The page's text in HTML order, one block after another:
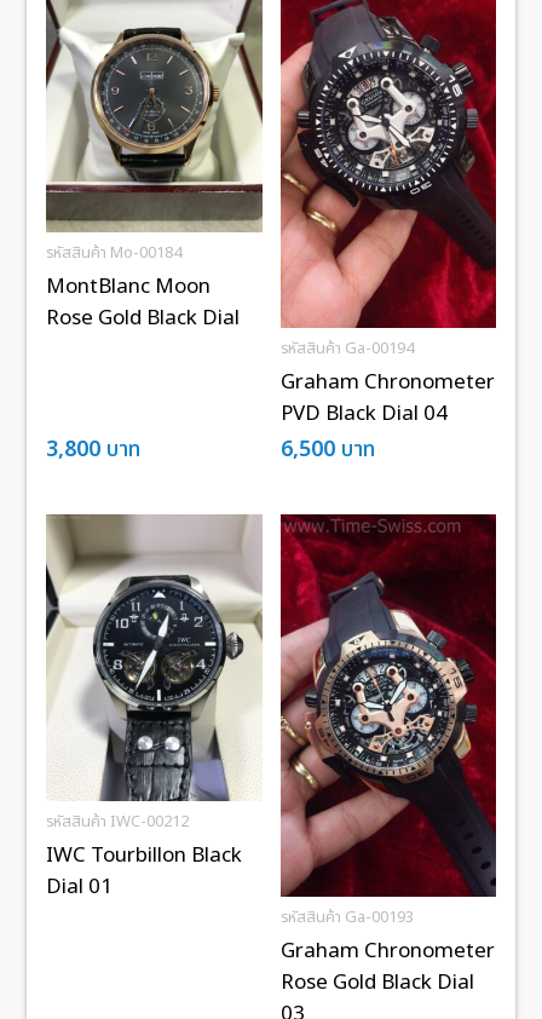
รหัสสินค้า Mo-00184
MontBlanc Moon
Rose Gold Black Dial
3,800 บาท
รหัสสินค้า Ga-00194
Graham Chronometer
PVD Black Dial 04
6,500 บาท
รหัสสินค้า IWC-00212
IWC Tourbillon Black
Dial 01
รหัสสินค้า Ga-00193
Graham Chronometer
Rose Gold Black Dial